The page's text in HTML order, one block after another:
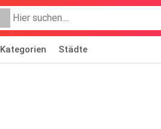
Kategorien Städte